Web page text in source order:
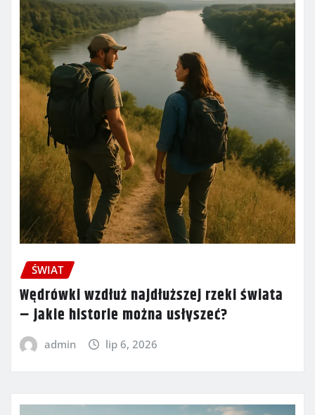
ŚWIAT
Wędrówki wzdłuż najdłuższej rzeki świata
– jakie historie można usłyszeć?
admin lip 6, 2026